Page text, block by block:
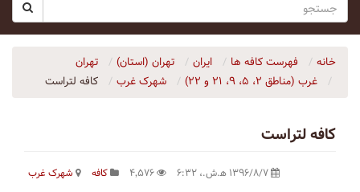
خانه فهرست کافه ها ایران تهران (استان)
تهران
غرب (مناطق ۲، ۵، ۹، ۲۱ و ۲۲)
شهرک غرب کافه لتراست
کافه لتراست
کافه
شهرک غرب